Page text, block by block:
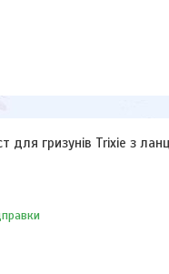
для гризунів Trixie з